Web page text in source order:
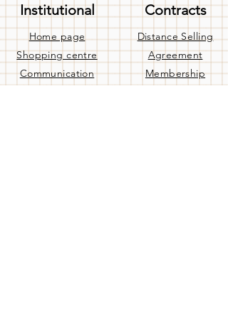
Institutional Contracts
Home page
Shopping centre
Communication
Distance Selling
Agreement
Membership